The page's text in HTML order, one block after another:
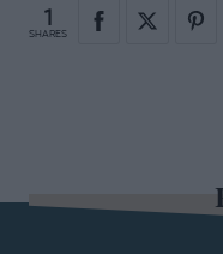
1
SHARES